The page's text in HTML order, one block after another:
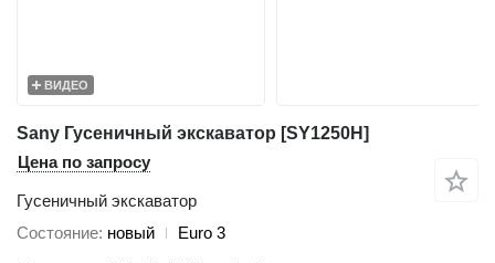
ВИДЕО
Sany Гусеничный экскаватор [SY1250H]
Цена по запросу
Гусеничный экскаватор
Состояние новый
Euro 3